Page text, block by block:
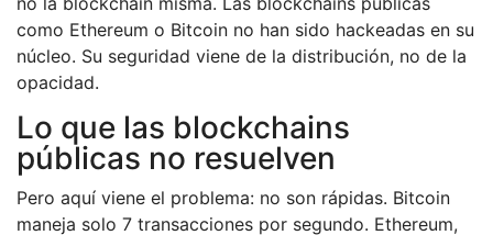
como Ethereum o Bitcoin no han sido hackeadas en su
núcleo. Su seguridad viene de la distribución, no de la
opacidad.
Lo que las blockchains
públicas no resuelven
Pero aquí viene el problema: no son rápidas. Bitcoin
maneja solo 7 transacciones por segundo. Ethereum,